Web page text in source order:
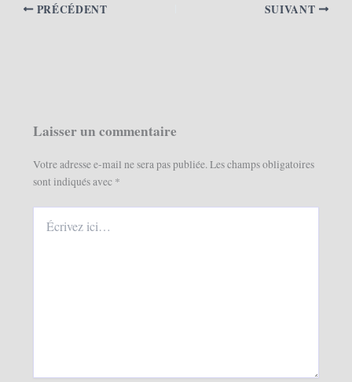
PRÉCÉDENT SUIVANT
Laisser un commentaire
Votre adresse e-mail ne sera pas publiée.Les champs obligatoires
sont indiqués avec *
ici…